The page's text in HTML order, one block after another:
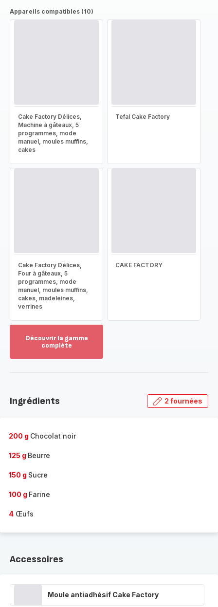
Appareils compatibles (10)
Cake Factory Délices,
Machine à gâteaux, 5
programmes, mode
manuel, moules muffins,
cakes
Tefal Cake Factory
Cake Factory Délices,
Four à gâteaux, 5
programmes, mode
manuel, moules muffins,
cakes, madeleines,
verrines
CAKE FACTORY
Découvrir la gamme
complète
gamme
Ingrédients 2 fournées
200 g Chocolat noir
125 g Beurre
150 g Sucre
100 g Farine
4 Œufs
Accessoires
Moule antiadhésif Cake Factory